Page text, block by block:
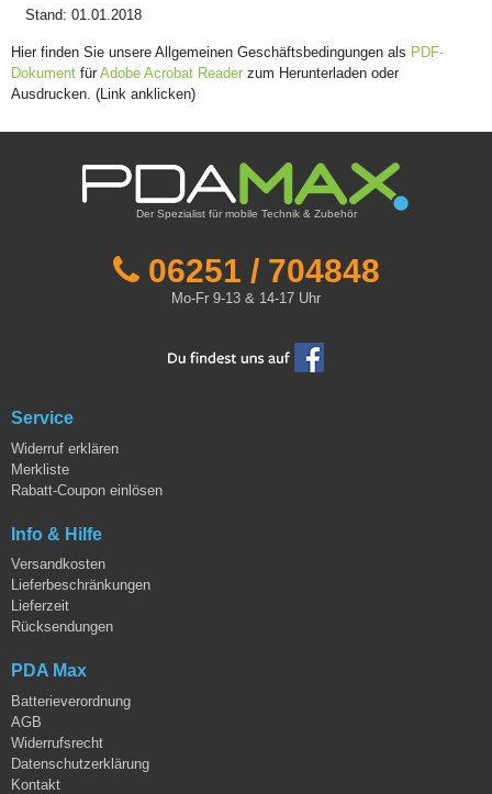
Stand: 01.01.2018
Hier finden Sie unsere Allgemeinen Geschäftsbedingungen als PDF-
Dokument für Adobe Acrobat Reader zum Herunterladen oder
Ausdrucken. (Link anklicken)
Der Spezialist für mobile Technik & Zubehör
06251 / 704848
Mo-Fr 9-13 & 14-17 Uhr
Service
Widerruf erklären
Merkliste
Rabatt-Coupon einlösen
Info & Hilfe
Versandkosten
Lieferbeschränkungen
Lieferzeit
Rücksendungen
PDA Max
Batterieverordnung
AGB
Widerrufsrecht
Datenschutzerklärung
Kontakt